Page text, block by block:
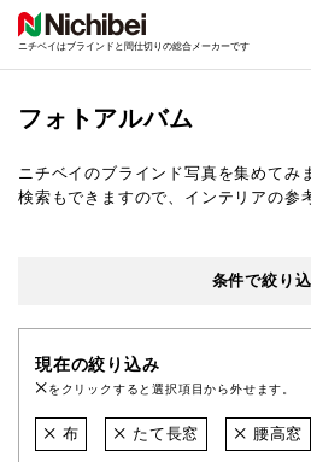
ニチベイはブラインドと間仕切りの総合メーカーです
フォトアルバム
ニチベイのブラインド写真を集めてみ
検索もできますので、インテリアの参
条件で絞り
現在の絞り込み
をクリックすると選択項目から外せます。
布 たて長窓 腰高窓